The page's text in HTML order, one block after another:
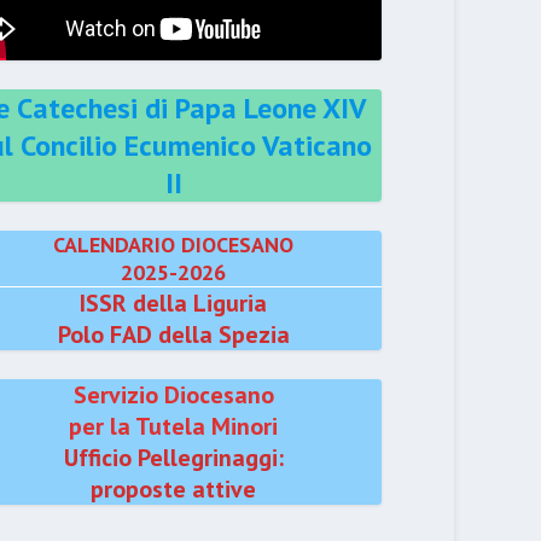
Catechesi di Papa Leone XIV
Concilio Ecumenico Vaticano
II
CALENDARIO DIOCESANO
2025-2026
ISSR della Liguria
Polo FAD della Spezia
Servizio Diocesano
per la Tutela Minori
Ufficio Pellegrinaggi:
proposte attive